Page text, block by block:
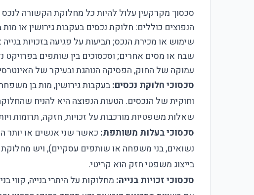
סכסוך מקרקעין עלול להיות כל מחלוקת הקשורה לנכס
הנפוצים כוללים: חלוקת נכסים בעקבות גירושין או
שימוש או מכירת הנכס; תביעות על פגיעה בזכויות
שבח או מסים אחרים; וסכסוכים בין שותפים בפרויקט
עמוקה של החוק, הפסיקה הנוהגת ובעיקר של
סכסוכי חלוקת נכסים:בעקבות גירושין, מות בן
וחוקית של הנכסים. הטעות הנפוצה היא להניח
שאלות משפטיות מורכבות על זכויות, חזקה, תרומות
סכסוכי בעלות משותפת: כאשר שני אנשים או יותר
נשואים, בני משפחה או שותפים עסקיים), ויש
בייצוג משפטי חזק הוא קריטי.
סכסוכי זכויות בנייה: מחלוקות על היתרי בנייה, קווי